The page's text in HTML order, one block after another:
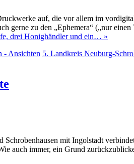
auf, die vor allem im
gerne zu den „Ephemera“ („nur
drei Honighändler und ein… »
- Ansichten 5. Landkreis Neuburg-
mit Ingolstadt
auch immer, ein Grund